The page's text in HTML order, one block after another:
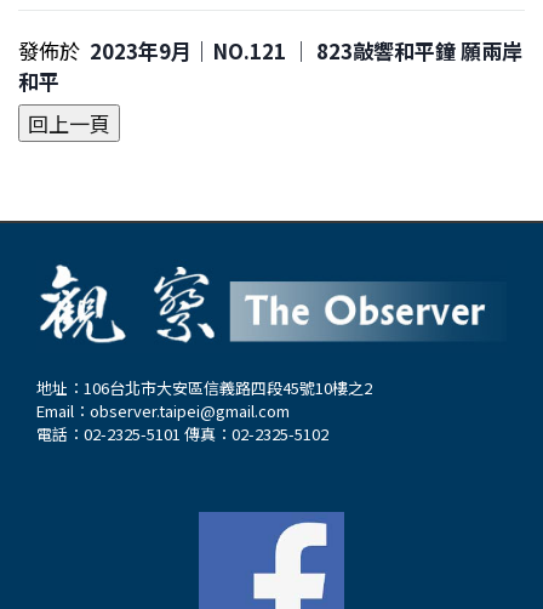
發佈於 2023年9月｜NO.121 │ 823敲響和平鐘 願兩岸
和平
地址：106台北市大安區信義路四段45號10樓之2
Email： observer.taipei@gmail.com
電話：02-2325-5101 傳真：02-2325-5102